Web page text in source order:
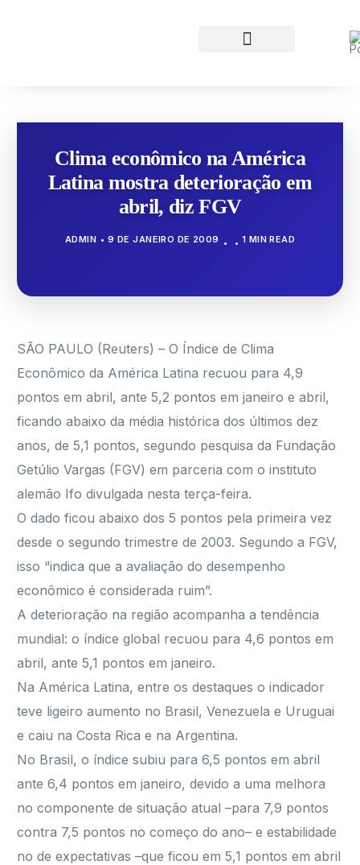
Clima econômico na América
Latina mostra deterioração em
abril, diz FGV
ADMIN 9 DE JANEIRO DE 2009 1 MIN READ
SÃO PAULO (Reuters) – O Índice de Clima
Econômico da América Latina recuou para 4,9
pontos em abril, ante 5,2 pontos em janeiro e abril,
ficando abaixo da média histórica dos últimos dez
anos, de 5,1 pontos, segundo pesquisa da Fundação
Getúlio Vargas (FGV) em parceria com o instituto
alemão Ifo divulgada nesta terça-feira.
O dado ficou abaixo dos 5 pontos pela primeira vez
desde o segundo trimestre de 2003. Segundo a FGV,
isso “indica que a avaliação do desempenho
econômico é considerada ruim”.
A deterioração na região acompanha a tendência
mundial: o índice global recuou para 4,6 pontos em
abril, ante 5,1 pontos em janeiro.
Na América Latina, entre os destaques o indicador
teve ligeiro aumento no Brasil, Venezuela e Uruguai
e caiu na Costa Rica e na Argentina.
No Brasil, o índice subiu para 6,5 pontos em abril
ante 6,4 pontos em janeiro, devido a uma melhora
no componente de situação atual –para 7,9 pontos
contra 7,5 pontos no começo do ano– e estabilidade
no de expectativas –que ficou em 5,1 pontos em abril